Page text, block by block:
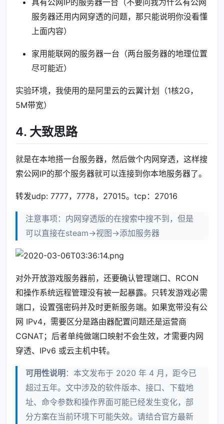
服务器还用内网穿透的问题，那只能说明你没看懂
上面内容）
家用能联网的服务器一台（两台服务器的地理位置
尽可能近）
实验环境，我使用的是阿里云的云翼计划（1核2G，
5M带宽）
4. 大致思路
就是在本地搭一台服务器，然后做个内网穿透，这样搜
索公网IP的那个服务器就可以连接到你本地服务器了。
转发udp: 7777，7778，27015。tcp：27016
注意事项：内网穿透版的在搜索中搜不到，但是
可以直接在steam->视图->添加服务器
对外开放游戏服务器前，还要确认管理端口、RCON
和操作系统远程管理没有被一起暴露。只转发游戏必需
端口，设置强密码并及时更新服务端。如果宽带没有公
网 IPv4，需要区分是路由器配置问题还是运营商
CGNAT；后者单纯做端口映射不会生效，才需要内网
穿透、IPv6 或云主机中转。
可用性说明 ：本文发布于 2020 年 4 月，距今已
超过五年。文中涉及的软件版本、接口、下载地
址、命令参数和操作界面可能已经发生变化，部
分方案在当前环境下可能失效。请结合官方最新